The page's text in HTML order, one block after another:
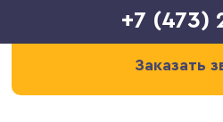
+7 (473)
Заказать